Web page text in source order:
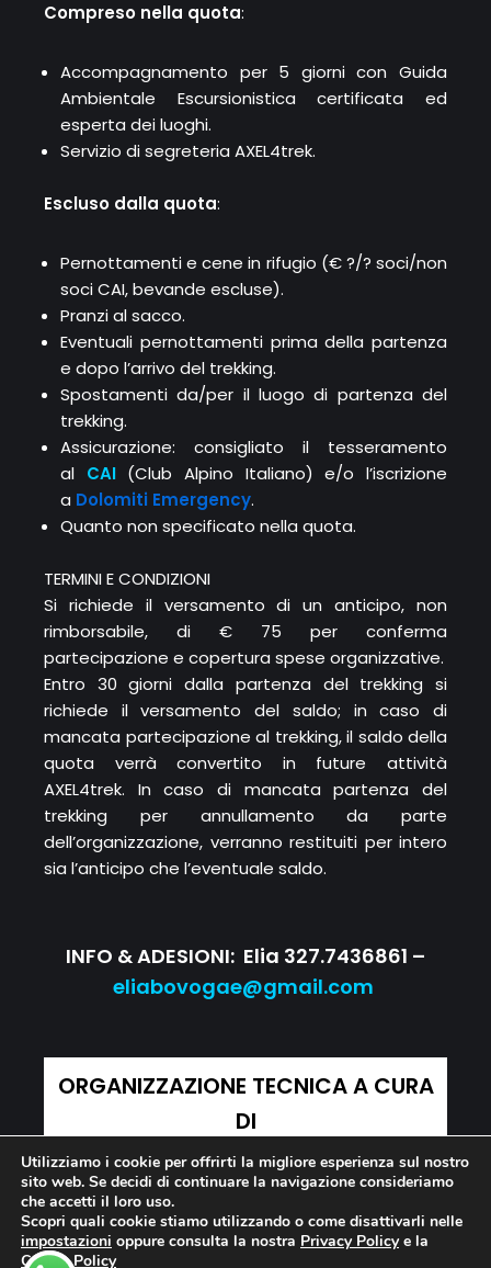
Compreso nella quota:
Accompagnamento per 5 giorni con Guida
Ambientale Escursionistica certificata ed
esperta dei luoghi.
Servizio di segreteria AXEL4trek.
Escluso dalla quota:
Pernottamenti e cene in rifugio (€ ?/? soci/non
soci CAI, bevande escluse).
Pranzi al sacco.
Eventuali pernottamenti prima della partenza
e dopo l’arrivo del trekking.
Spostamenti da/per il luogo di partenza del
trekking.
Assicurazione: consigliato il tesseramento
al CAI (Club Alpino Italiano) e/o l’iscrizione
a Dolomiti Emergency.
Quanto non specificato nella quota.
TERMINI E CONDIZIONI
Si richiede il versamento di un anticipo, non
rimborsabile, di € 75 per conferma
partecipazione e copertura spese organizzative.
Entro 30 giorni dalla partenza del trekking si
richiede il versamento del saldo; in caso di
mancata partecipazione al trekking, il saldo della
quota verrà convertito in future attività
AXEL4trek. In caso di mancata partenza del
trekking per annullamento da parte
dell’organizzazione, verranno restituiti per intero
sia l’anticipo che l’eventuale saldo.
INFO & ADESIONI: Elia 327.7436861 –
eliabovogae@gmail.com
ORGANIZZAZIONE TECNICA A CURA
DI
Utilizziamo i cookie per offrirti la migliore esperienza sul nostro
sito web. Se decidi di continuare la navigazione consideriamo
che accetti il loro uso.
Scopri quali cookie stiamo utilizzando o come disattivarli nelle
impostazioni oppure consulta la nostra Privacy Policye la
Cookie Policy